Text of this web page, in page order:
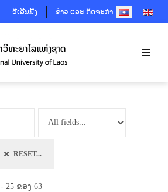
ອີເລີນນີ້ງ ຂ່າວ ແລະ ກິດຈະກຳSELECT YOUR
RESET...
25 ຂອງ 63